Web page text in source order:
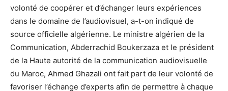
volonté de coopérer et d’échanger leurs expériences
dans le domaine de l’audiovisuel, a-t-on indiqué de
source officielle algérienne. Le ministre algérien de la
Communication, Abderrachid Boukerzaza et le président
de la Haute autorité de la communication audiovisuelle
du Maroc, Ahmed Ghazali ont fait part de leur volonté de
favoriser l’échange d’experts afin de permettre à chaque